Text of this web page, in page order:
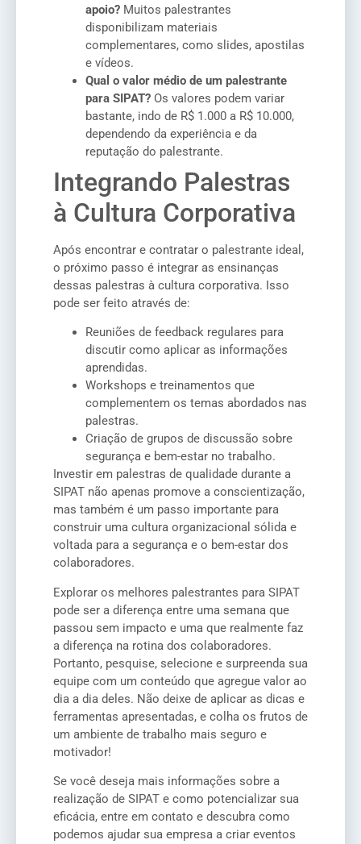
apoio? Muitos palestrantes
disponibilizam materiais
complementares, como slides, apostilas
e vídeos.
Qual o valor médio de um palestrante
para SIPAT? Os valores podem variar
bastante, indo de R$ 1.000 a R$ 10.000,
dependendo da experiência e da
reputação do palestrante.
Integrando Palestras
à Cultura Corporativa
Após encontrar e contratar o palestrante ideal,
o próximo passo é integrar as ensinanças
dessas palestras à cultura corporativa. Isso
pode ser feito através de:
Reuniões de feedback regulares para
discutir como aplicar as informações
aprendidas.
Workshops e treinamentos que
complementem os temas abordados nas
palestras.
Criação de grupos de discussão sobre
segurança e bem-estar no trabalho.
Investir em palestras de qualidade durante a
SIPAT não apenas promove a conscientização,
mas também é um passo importante para
construir uma cultura organizacional sólida e
voltada para a segurança e o bem-estar dos
colaboradores.
Explorar os melhores palestrantes para SIPAT
pode ser a diferença entre uma semana que
passou sem impacto e uma que realmente faz
a diferença na rotina dos colaboradores.
Portanto, pesquise, selecione e surpreenda sua
equipe com um conteúdo que agregue valor ao
dia a dia deles. Não deixe de aplicar as dicas e
ferramentas apresentadas, e colha os frutos de
um ambiente de trabalho mais seguro e
motivador!
Se você deseja mais informações sobre a
realização de SIPAT e como potencializar sua
eficácia, entre em contato e descubra como
podemos ajudar sua empresa a criar eventos